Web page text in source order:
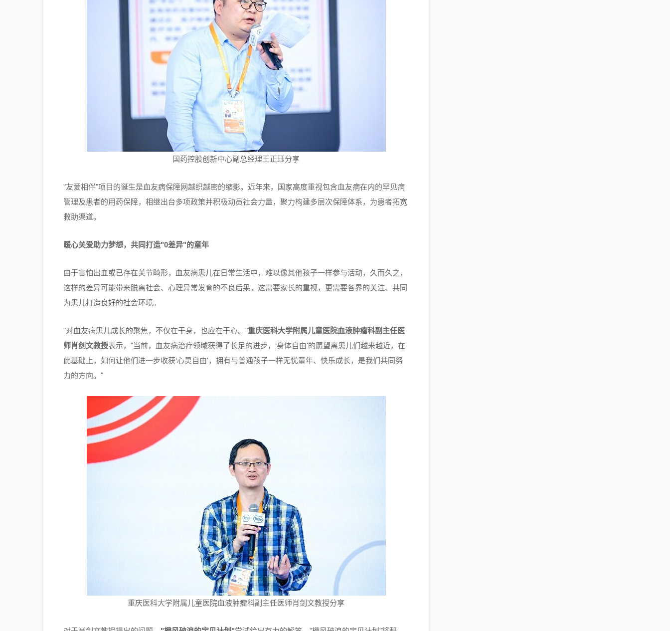
国药控股创新中心副总经理王正珏分享
"友爱相伴"项目的诞生是血友病保障网越织越密的缩影。近年来，国家高度重视包含血友病在内的罕见病
管理及患者的用药保障，相继出台多项政策并积极动员社会力量，聚力构建多层次保障体系，为患者拓宽
救助渠道。
暖心关爱助力梦想，共同打造"0差异"的童年
由于害怕出血或已存在关节畸形，血友病患儿在日常生活中，难以像其他孩子一样参与活动，久而久之，
这样的差异可能带来脱离社会、心理异常发育的不良后果。这需要家长的重视，更需要各界的关注、共同
为患儿打造良好的社会环境。
"对血友病患儿成长的聚焦，不仅在于身，也应在于心。"重庆医科大学附属儿童医院血液肿瘤科副主任医
师肖剑文教授表示，"当前，血友病治疗领域获得了长足的进步，‘身体自由'的愿望离患儿们越来越近，在
此基础上，如何让他们进一步收获‘心灵自由'，拥有与普通孩子一样无忧童年、快乐成长，是我们共同努
力的方向。"
重庆医科大学附属儿童医院血液肿瘤科副主任医师肖剑文教授分享